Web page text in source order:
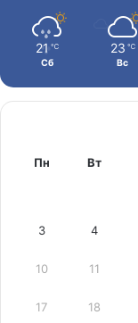
21 ℃
Сб
23 ℃
Вс
Пн Вт
3 4
10 11
17 18